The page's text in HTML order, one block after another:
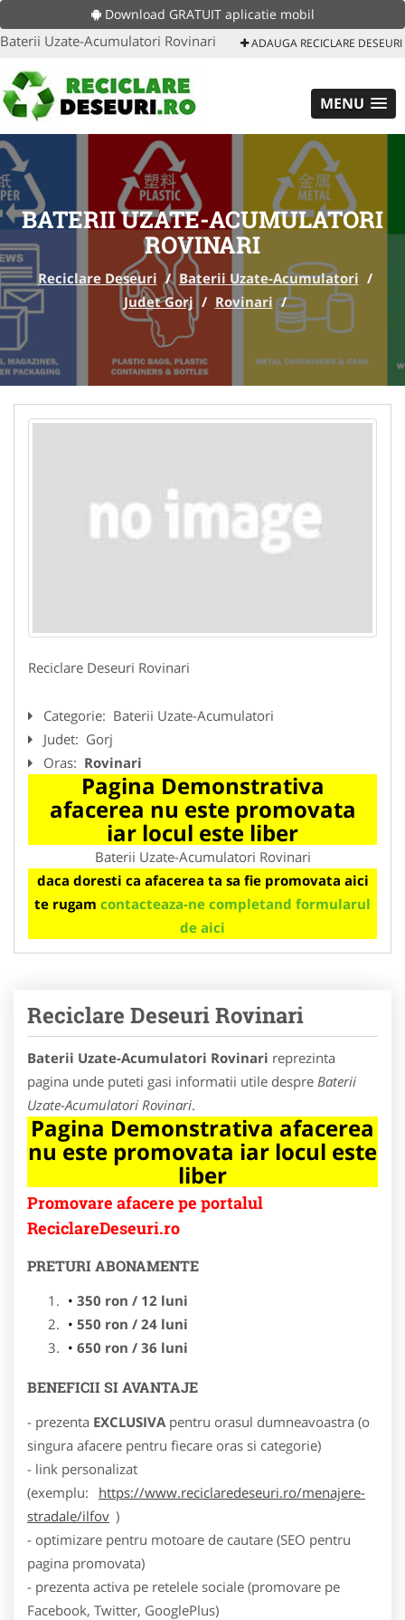
Download GRATUIT aplicatie mobil
Baterii Uzate-Acumulatori Rovinari ADAUGA RECICLARE DESEURI
MENU
BATERII UZATE-ACUMULATORI
ROVINARI
Reciclare Deseuri / Baterii Uzate-Acumulatori /
Judet Gorj / Rovinari /
Reciclare Deseuri Rovinari
Categorie: Baterii Uzate-Acumulatori
Judet: Gorj
Oras: Rovinari
Pagina Demonstrativa
afacerea nu este promovata
iar locul este liber
Baterii Uzate-Acumulatori Rovinari
daca doresti ca afacerea ta sa fie promovata aici
te rugam contacteaza-ne completand formularul
de aici
Reciclare Deseuri Rovinari
Baterii Uzate-Acumulatori Rovinari reprezinta
pagina unde puteti gasi informatii utile despre Baterii
Uzate-Acumulatori Rovinari.
Pagina Demonstrativa afacerea
nu este promovata iar locul este
liber
Promovare afacere pe portalul
ReciclareDeseuri.ro
PRETURI ABONAMENTE
350 ron / 12 luni
550 ron / 24 luni
650 ron / 36 luni
BENEFICII SI AVANTAJE
- prezenta EXCLUSIVA pentru orasul dumneavoastra (o
singura afacere pentru fiecare oras si categorie)
- link personalizat
(exemplu:
https://www.reciclaredeseuri.ro/menajere-
stradale/ilfov )
- optimizare pentru motoare de cautare (SEO pentru
pagina promovata)
- prezenta activa pe retelele sociale (promovare pe
Facebook, Twitter, GooglePlus)